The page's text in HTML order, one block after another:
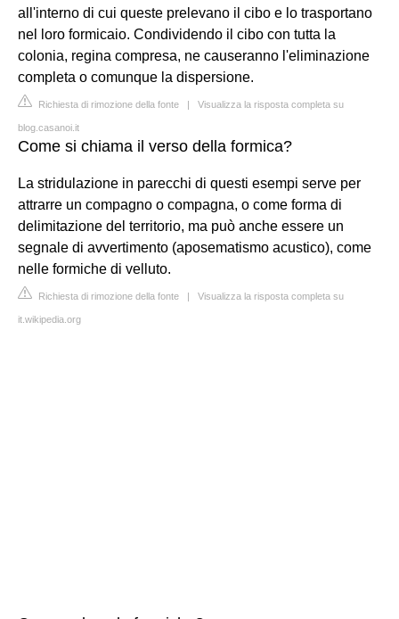
all'interno di cui queste prelevano il cibo e lo trasportano
nel loro formicaio. Condividendo il cibo con tutta la
colonia, regina compresa, ne causeranno l'eliminazione
completa o comunque la dispersione.
Richiesta di rimozione della fonte | Visualizza la risposta completa su
blog.casanoi.it
Come si chiama il verso della formica?
La stridulazione in parecchi di questi esempi serve per
attrarre un compagno o compagna, o come forma di
delimitazione del territorio, ma può anche essere un
segnale di avvertimento (aposematismo acustico), come
nelle formiche di velluto.
Richiesta di rimozione della fonte | Visualizza la risposta completa su
it.wikipedia.org